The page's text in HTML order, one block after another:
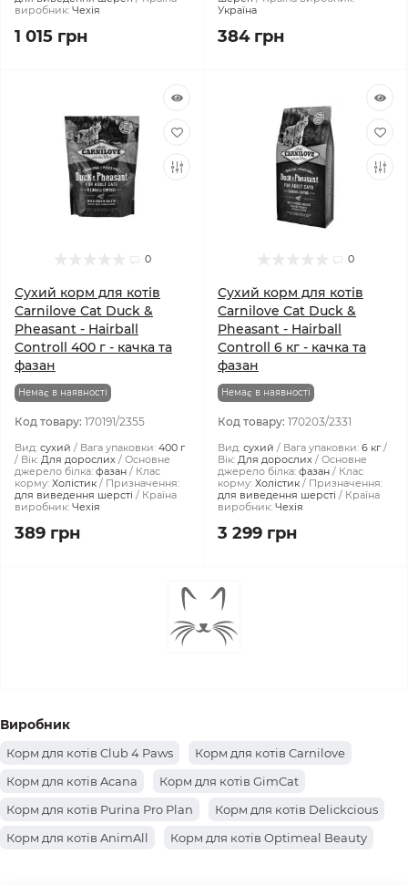
виробник: Чехія
1 015 грн
Україна
384 грн
0
Сухий корм для котів
Carnilove Cat Duck &
Pheasant - Hairball
Controll 400 г - качка та
фазан
Немає в наявності
Код товару: 170191/2355
Вид: сухий Вага упаковки: 400 г
Вік: Для дорослих
Основне
джерело білка: фазан
Клас
корму: Холістик
Призначення:
для виведення шерсті
Країна
виробник: Чехія
389 грн
0
Сухий корм для котів
Carnilove Cat Duck &
Pheasant - Hairball
Controll 6 кг - качка та
фазан
Немає в наявності
Код товару: 170203/2331
Вид: сухий Вага упаковки: 6 кг
Вік: Для дорослих
Основне
джерело білка: фазан
Клас
корму: Холістик
Призначення:
для виведення шерсті
Країна
виробник: Чехія
3 299 грн
Виробник
Корм для котів Club 4 Paws
Корм для котів Carnilove
Корм для котів Acana
Корм для котів GimCat
Корм для котів Purina Pro Plan
Корм для котів Delickcious
Корм для котів AnimAll
Корм для котів Optimeal Beauty